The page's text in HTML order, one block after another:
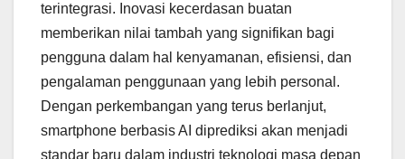
terintegrasi. Inovasi kecerdasan buatan
memberikan nilai tambah yang signifikan bagi
pengguna dalam hal kenyamanan, efisiensi, dan
pengalaman penggunaan yang lebih personal.
Dengan perkembangan yang terus berlanjut,
smartphone berbasis AI diprediksi akan menjadi
standar baru dalam industri teknologi masa depan